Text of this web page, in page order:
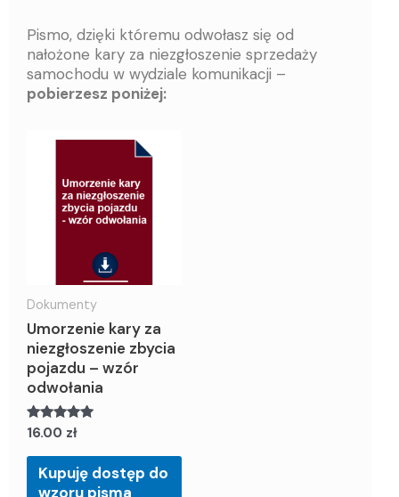
Pismo, dzięki któremu odwołasz się od
nałożone kary za niezgłoszenie sprzedaży
samochodu w wydziale komunikacji –
pobierzesz poniżej:
Dokumenty
Umorzenie kary za
niezgłoszenie zbycia
pojazdu – wzór
odwołania
Oceniony
na 5.
16.00 zł
Kupuję dostęp do
wzoru pisma